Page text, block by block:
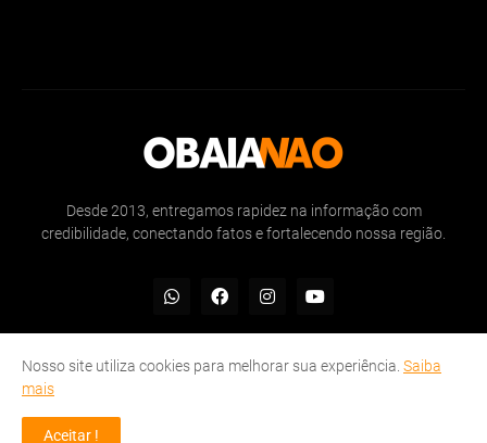
Desde 2013, entregamos rapidez na informação com
credibilidade, conectando fatos e fortalecendo nossa região.
© OBAIANAO 2013 - 2025 | Rapidez na informação
Inicio
Nosso site utiliza cookies para melhorar sua experiência. Saiba
mais
Aceitar !